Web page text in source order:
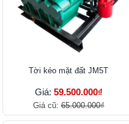
Tời kéo mặt đất JM5T
Giá: 59.500.000₫
Giá cũ:65.000.000₫